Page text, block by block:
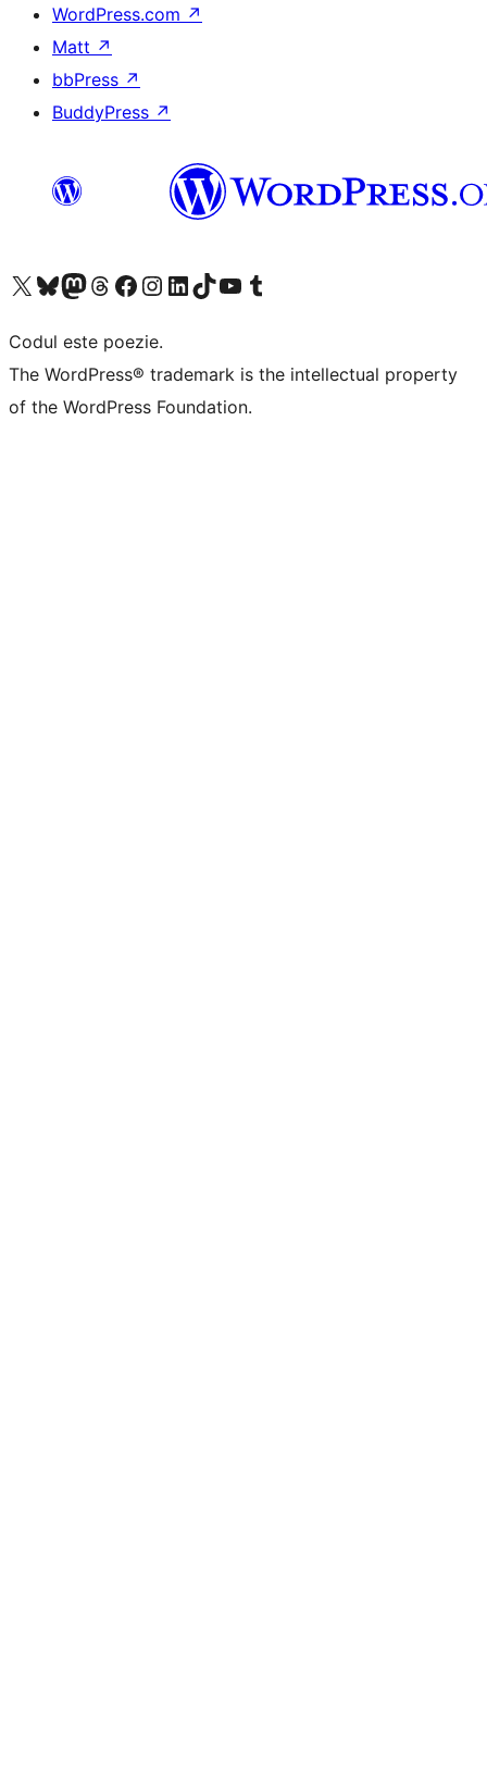
WordPress.com ↗
Matt ↗
bbPress ↗
BuddyPress ↗
Mergi la contul nostru X (fost Twitter)
Vizitează contul nostru Bluesky
Vizitează contul nostru Mastodon
Vizitează contul nostru Threads
Vizitează pagina noastră Facebook
Vizitează-ne pe Instagram
Vizitează-ne pe LinkedIn
Vizitează contul nostru TikTok
Vizitează canalul nostru YouTube
Vizitează contul nostru Tumblr
Codul este poezie.
The WordPress® trademark is the intellectual property
of the WordPress Foundation.